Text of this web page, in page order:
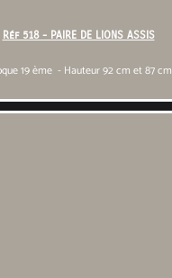
Réf 518 - PAIRE DE LIONS ASSIS
19 ème - Hauteur 92 cm et 87 cm